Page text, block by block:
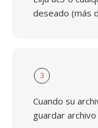
deseado (más
3
Cuando su
guardar